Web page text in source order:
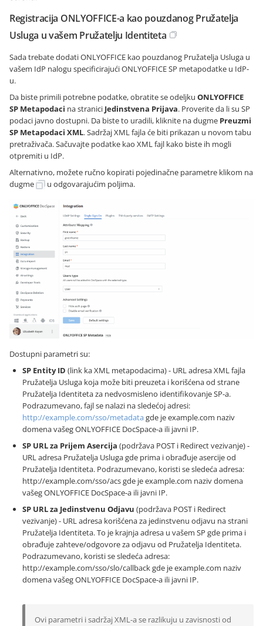
Registracija ONLYOFFICE-a kao pouzdanog Pružatelja
Usluga u vašem Pružatelju Identiteta
Sada trebate dodati ONLYOFFICE kao pouzdanog Pružatelja Usluga u
vašem IdP nalogu specificirajući ONLYOFFICE SP metapodatke u IdP-
u.
Da biste primili potrebne podatke, obratite se odeljku ONLYOFFICE
SP Metapodaci na stranici Jedinstvena Prijava. Proverite da li su SP
podaci javno dostupni. Da biste to uradili, kliknite na dugme Preuzmi
SP Metapodaci XML. Sadržaj XML fajla će biti prikazan u novom tabu
pretraživača. Sačuvajte podatke kao XML fajl kako biste ih mogli
otpremiti u IdP.
Alternativno, možete ručno kopirati pojedinačne parametre klikom na
dugme
u odgovarajućim poljima.
Dostupni parametri su:
SP Entity ID (link ka XML metapodacima) - URL adresa XML fajla
Pružatelja Usluga koja može biti preuzeta i korišćena od strane
Pružatelja Identiteta za nedvosmisleno identifikovanje SP-a.
Podrazumevano, fajl se nalazi na sledećoj adresi:
http://example.com/sso/metadatagde je example.com naziv
domena vašeg ONLYOFFICE DocSpace-a ili javni IP.
SP URL za Prijem Asercija (podržava POST i Redirect vezivanje) -
URL adresa Pružatelja Usluga gde prima i obrađuje asercije od
Pružatelja Identiteta. Podrazumevano, koristi se sledeća adresa:
http://example.com/sso/acsgde je example.com naziv domena
vašeg ONLYOFFICE DocSpace-a ili javni IP.
SP URL za Jedinstvenu Odjavu (podržava POST i Redirect
vezivanje) - URL adresa korišćena za jedinstvenu odjavu na strani
Pružatelja Identiteta. To je krajnja adresa u vašem SP gde prima i
obrađuje zahteve/odgovore za odjavu od Pružatelja Identiteta.
Podrazumevano, koristi se sledeća adresa:
http://example.com/sso/slo/callbackgde je example.com naziv
domena vašeg ONLYOFFICE DocSpace-a ili javni IP.
Ovi parametri i sadržaj XML-a se razlikuju u zavisnosti od